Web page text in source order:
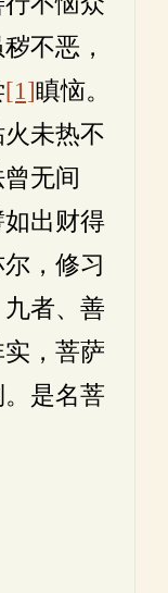
不恶，
[1]瞋恼。
未热不
无间
出财得
，修习
者、善
，菩萨
是名菩